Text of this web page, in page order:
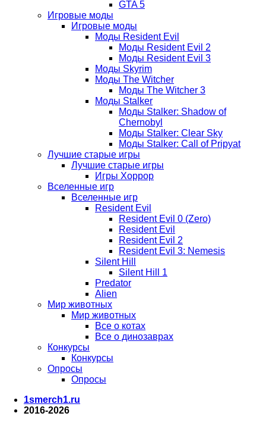
GTA 5
Игровые моды
Игровые моды
Моды Resident Evil
Моды Resident Evil 2
Моды Resident Evil 3
Моды Skyrim
Моды The Witcher
Моды The Witcher 3
Моды Stalker
Моды Stalker: Shadow of
Chernobyl
Моды Stalker: Clear Sky
Моды Stalker: Call of Pripyat
Лучшие старые игры
Лучшие старые игры
Игры Хоррор
Вселенные игр
Вселенные игр
Resident Evil
Resident Evil 0 (Zero)
Resident Evil
Resident Evil 2
Resident Evil 3: Nemesis
Silent Hill
Silent Hill 1
Predator
Alien
Мир животных
Мир животных
Все о котах
Все о динозаврах
Конкурсы
Конкурсы
Опросы
Опросы
1smerch1.ru
2016-2026